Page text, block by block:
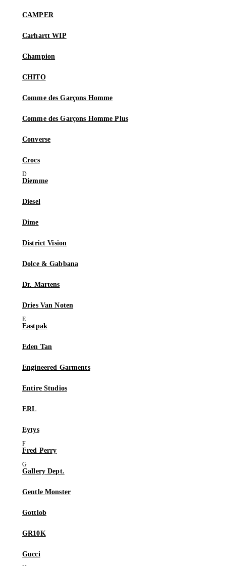
CAMPER
Carhartt WIP
Champion
CHITO
Comme des Garçons Homme
Comme des Garçons Homme Plus
Converse
Crocs
Diemme
Diesel
Dime
District Vision
Dolce & Gabbana
Dr. Martens
Dries Van Noten
Eastpak
Eden Tan
Engineered Garments
Entire Studios
ERL
Eytys
Fred Perry
Gallery Dept.
Gentle Monster
Gottlob
GR10K
Gucci